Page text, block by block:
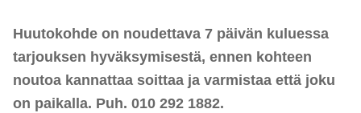
Huutokohde on noudettava 7 päivän kuluessa
tarjouksen hyväksymisestä, ennen kohteen
noutoa kannattaa soittaa ja varmistaa että joku
on paikalla. Puh. 010 292 1882.